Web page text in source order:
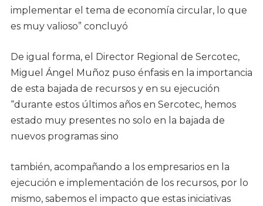
implementar el tema de economía circular, lo que
es muy valioso” concluyó
De igual forma, el Director Regional de Sercotec,
Miguel Ángel Muñoz puso énfasis en la importancia
de esta bajada de recursos y en su ejecución
“durante estos últimos años en Sercotec, hemos
estado muy presentes no solo en la bajada de
nuevos programas sino
también, acompañando a los empresarios en la
ejecución e implementación de los recursos, por lo
mismo, sabemos el impacto que estas iniciativas